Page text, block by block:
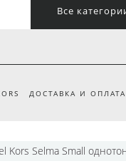
Все
ДОСТАВКА И ОПЛАТА
Kors Selma Small